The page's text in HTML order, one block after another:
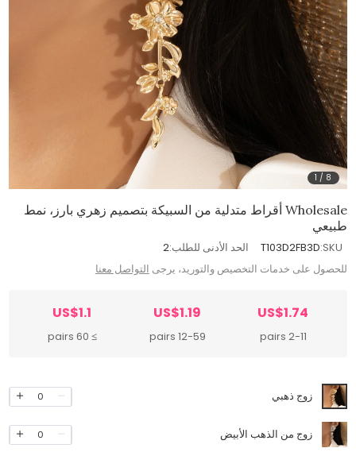
1 / 8
Wholesale أقراط متدلية من السبيكة بتصميم زهري بارز، نمط
طبيعي
SKU:
T103D2FB3D الحد الأدنى للطلب:2
للحصول على خدمات التخصيص والتوريد، يرجى التواصل معنا
US$1.74
2-11 pairs
US$1.19
12-59 pairs
US$1.1
≥ 60 pairs
زوج ذهبي 0
زوج من الذهب الأبيض 0